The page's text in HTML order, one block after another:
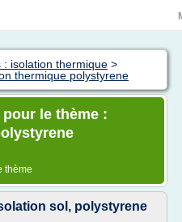
: isolation thermique >
thermique polystyrene
le thème :
thème
sol, polystyrene